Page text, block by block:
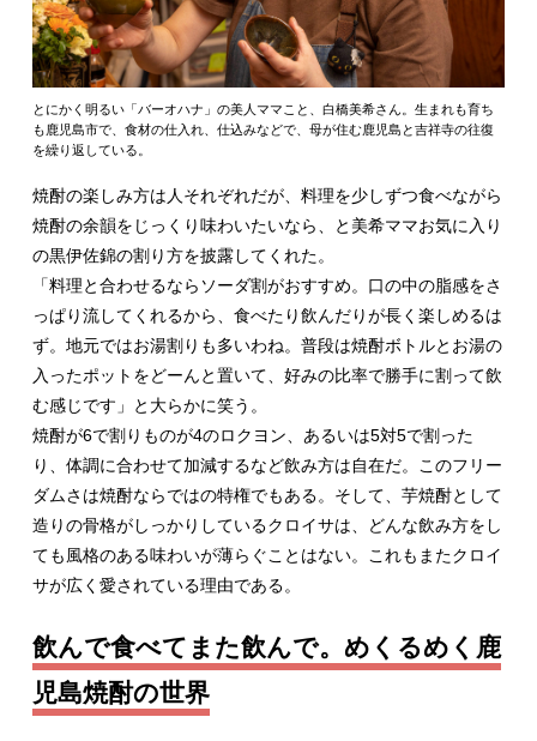
とにかく明るい「バーオハナ」の美人ママこと、白橋美希さん。生まれも育ち
も鹿児島市で、食材の仕入れ、仕込みなどで、母が住む鹿児島と吉祥寺の往復
を繰り返している。
焼酎の楽しみ方は人それぞれだが、料理を少しずつ食べながら
焼酎の余韻をじっくり味わいたいなら、と美希ママお気に入り
の黒伊佐錦の割り方を披露してくれた。
「料理と合わせるならソーダ割がおすすめ。口の中の脂感をさ
っぱり流してくれるから、食べたり飲んだりが長く楽しめるは
ず。地元ではお湯割りも多いわね。普段は焼酎ボトルとお湯の
入ったポットをどーんと置いて、好みの比率で勝手に割って飲
む感じです」と大らかに笑う。
焼酎が6で割りものが4のロクヨン、あるいは5対5で割った
り、体調に合わせて加減するなど飲み方は自在だ。このフリー
ダムさは焼酎ならではの特権でもある。そして、芋焼酎として
造りの骨格がしっかりしているクロイサは、どんな飲み方をし
ても風格のある味わいが薄らぐことはない。これもまたクロイ
サが広く愛されている理由である。
飲んで食べてまた飲んで。めくるめく鹿
児島焼酎の世界